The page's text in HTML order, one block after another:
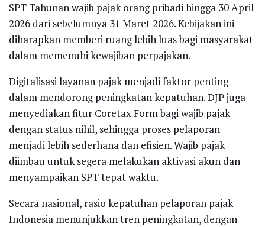
SPT Tahunan wajib pajak orang pribadi hingga 30 April
2026 dari sebelumnya 31 Maret 2026. Kebijakan ini
diharapkan memberi ruang lebih luas bagi masyarakat
dalam memenuhi kewajiban perpajakan.
Digitalisasi layanan pajak menjadi faktor penting
dalam mendorong peningkatan kepatuhan. DJP juga
menyediakan fitur Coretax Form bagi wajib pajak
dengan status nihil, sehingga proses pelaporan
menjadi lebih sederhana dan efisien. Wajib pajak
diimbau untuk segera melakukan aktivasi akun dan
menyampaikan SPT tepat waktu.
Secara nasional, rasio kepatuhan pelaporan pajak
Indonesia menunjukkan tren peningkatan, dengan